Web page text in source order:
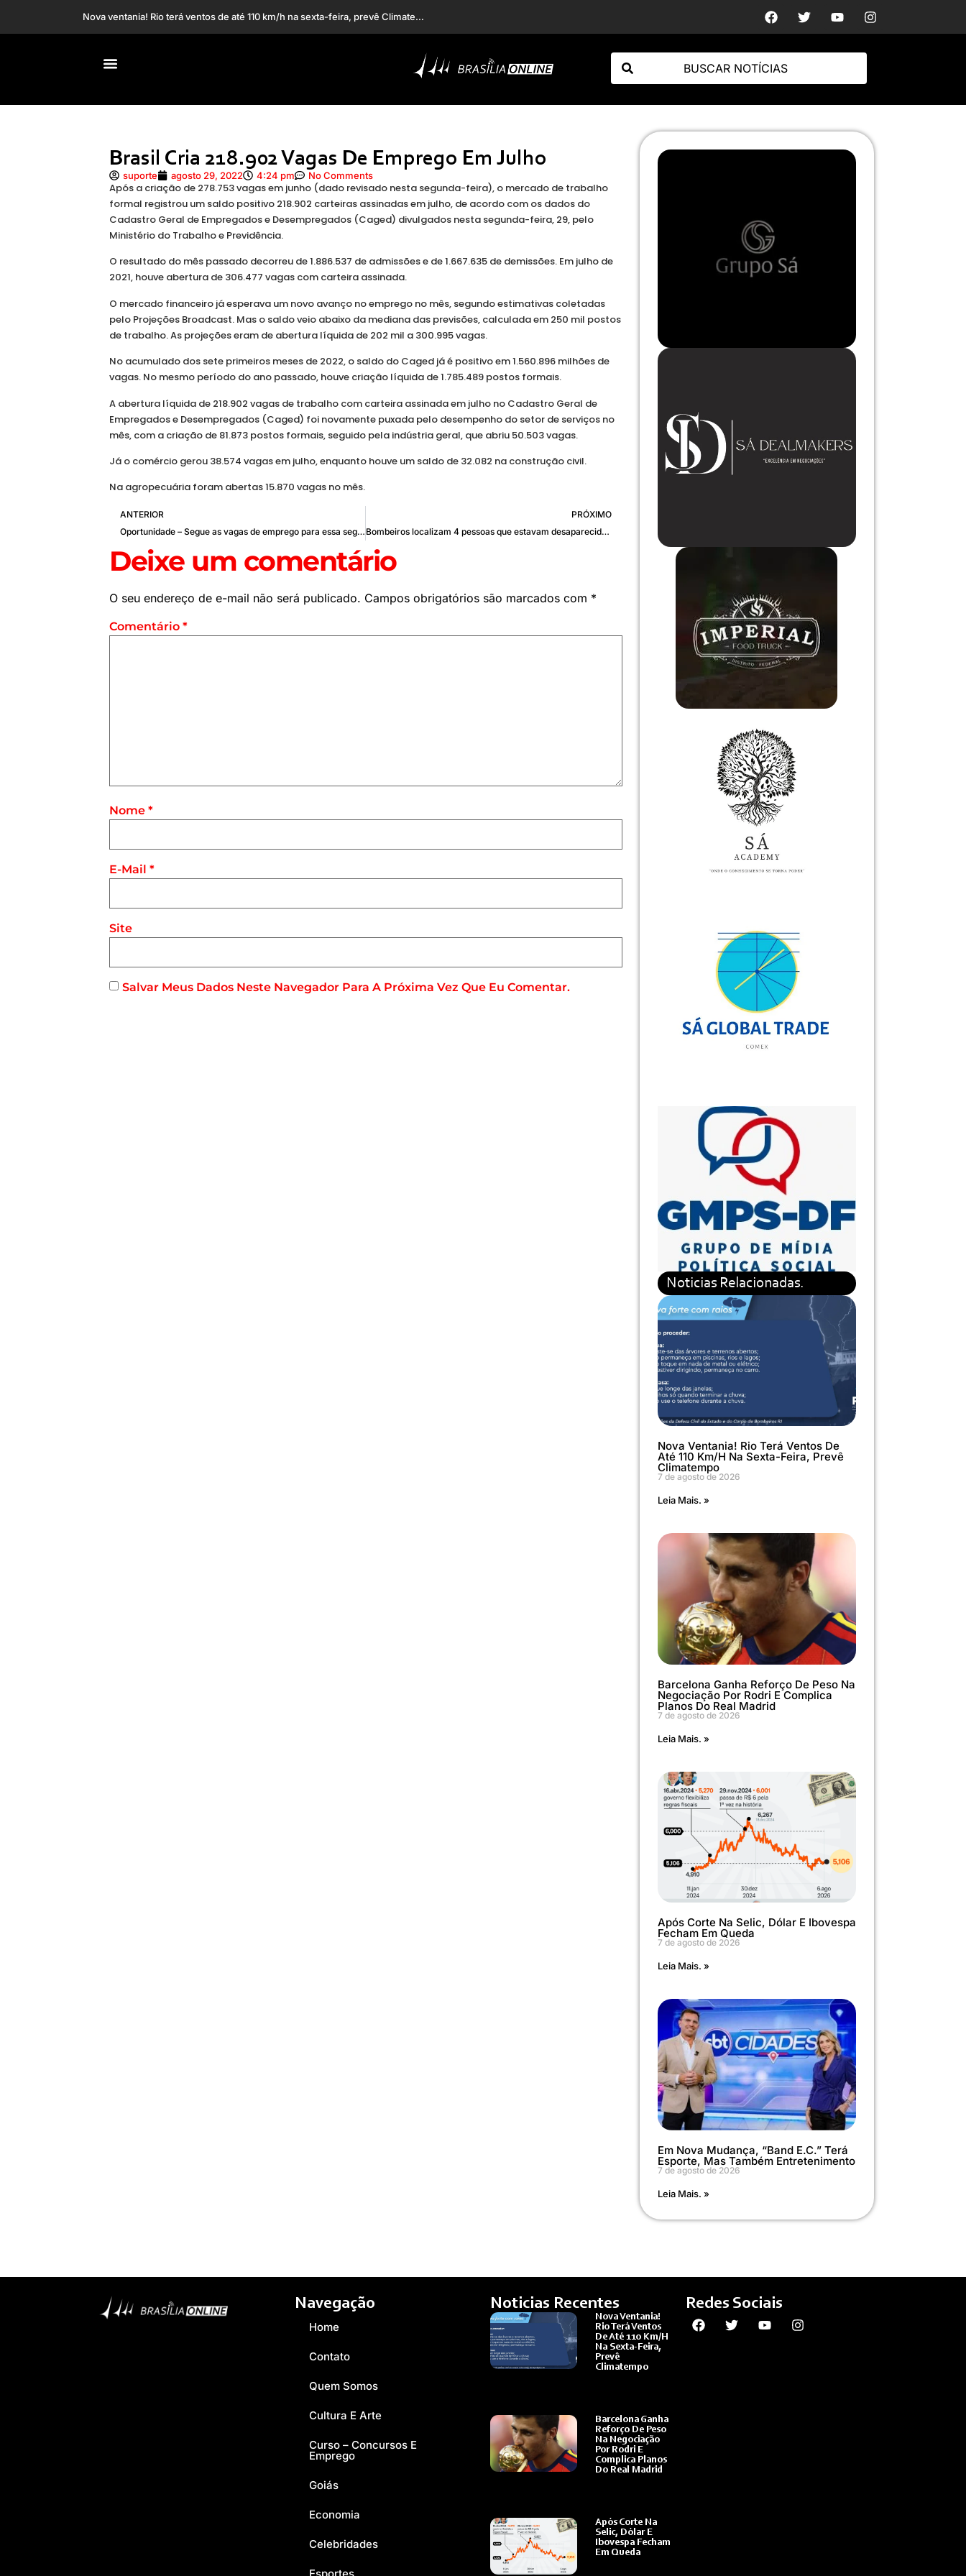
Barcelona ganha refo
Após corte na Selic, dólar e Ibovespa fecham em queda
Em nova mudança, “Band E.C.” terá esporte, mas também entretenimento
Brasil Cria 218.902 Vagas De Emprego Em Julho
suporte agosto 29, 2022 4:24 pm No Comments
Após a criação de 278.753 vagas em junho (dado revisado nesta segunda-feira), o mercado de trabalho
formal registrou um saldo positivo 218.902 carteiras assinadas em julho, de acordo com os dados do
Cadastro Geral de Empregados e Desempregados (Caged) divulgados nesta segunda-feira, 29, pelo
Ministério do Trabalho e Previdência.
O resultado do mês passado decorreu de 1.886.537 de admissões e de 1.667.635 de demissões. Em julho de
2021, houve abertura de 306.477 vagas com carteira assinada.
O mercado financeiro já esperava um novo avanço no emprego no mês, segundo estimativas coletadas
pelo Projeções Broadcast. Mas o saldo veio abaixo da mediana das previsões, calculada em 250 mil postos
de trabalho. As projeções eram de abertura líquida de 202 mil a 300.995 vagas.
No acumulado dos sete primeiros meses de 2022, o saldo do Caged já é positivo em 1.560.896 milhões de
vagas. No mesmo período do ano passado, houve criação líquida de 1.785.489 postos formais.
A abertura líquida de 218.902 vagas de trabalho com carteira assinada em julho no Cadastro Geral de
Empregados e Desempregados (Caged) foi novamente puxada pelo desempenho do setor de serviços no
mês, com a criação de 81.873 postos formais, seguido pela indústria geral, que abriu 50.503 vagas.
Já o comércio gerou 38.574 vagas em julho, enquanto houve um saldo de 32.082 na construção civil.
Na agropecuária foram abertas 15.870 vagas no mês.
ANTERIOR
Oportunidade – Segue as vagas de emprego para essa segunda-feira, 29 de agosto
PRÓXIMO
Bombeiros localizam 4 pessoas que estavam desaparecidas no Poço Azul, em Brazlândia
Deixe um comentário
O seu endereço de e-mail não será publicado. Campos obrigatórios são marcados com *
Comentário *
Nome *
E-Mail *
Site
Salvar Meus Dados Neste Navegador Para A Próxima Vez Que Eu Comentar.
Noticias Relacionadas.
Nova Ventania! Rio Terá Ventos De
Até 110 Km/h Na Sexta-Feira, Prevê
Climatempo
7 de agosto de 2026
Leia Mais. »
Barcelona Ganha Reforço De Peso Na
Negociação Por Rodri E Complica
Planos Do Real Madrid
7 de agosto de 2026
Leia Mais. »
Após Corte Na Selic, Dólar E Ibovespa
Fecham Em Queda
7 de agosto de 2026
Leia Mais. »
Em Nova Mudança, “Band E.C.” Terá
Esporte, Mas Também Entretenimento
7 de agosto de 2026
Leia Mais. »
Navegação
Home
Contato
Quem Somos
Cultura E Arte
Curso – Concursos E
Emprego
Goiás
Economia
Celebridades
Esportes
Noticias Recentes
Nova Ventania!
Rio Terá Ventos
De Até 110 Km/h
Na Sexta-Feira,
Prevê
Climatempo
Barcelona Ganha
Reforço De Peso
Na Negociação
Por Rodri E
Complica Planos
Do Real Madrid
Após Corte Na
Selic, Dólar E
Ibovespa Fecham
Em Queda
Redes Sociais